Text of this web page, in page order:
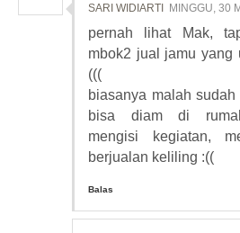
SARI WIDIARTI MINGGU, 30
pernah lihat Mak,
mbok2 jual jamu yang
(((
biasanya malah
bisa diam di
mengisi kegiatan,
berjualan keliling :((
Balas